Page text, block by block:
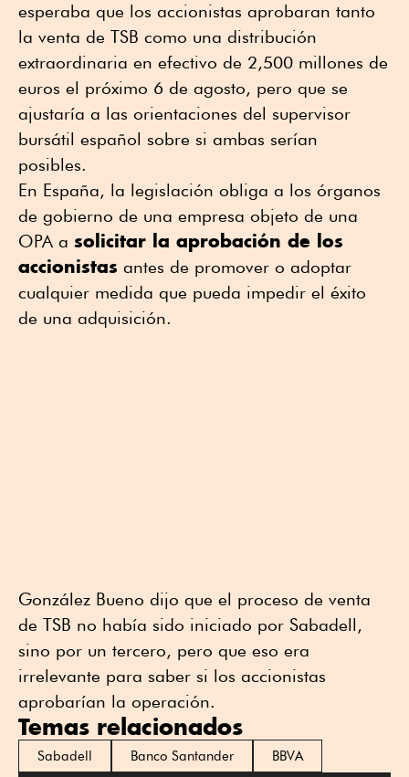
esperaba que los accionistas aprobaran tanto
la venta de TSB como una distribución
extraordinaria en efectivo de 2,500 millones de
euros el próximo 6 de agosto, pero que se
ajustaría a las orientaciones del supervisor
bursátil español sobre si ambas serían
posibles.
En España, la legislación obliga a los órganos
de gobierno de una empresa objeto de una
OPA a solicitar la aprobación de los
accionistas antes de promover o adoptar
cualquier medida que pueda impedir el éxito
de una adquisición.
González Bueno dijo que el proceso de venta
de TSB no había sido iniciado por Sabadell,
sino por un tercero, pero que eso era
irrelevante para saber si los accionistas
aprobarían la operación.
Temas relacionados
Sabadell Banco Santander BBVA